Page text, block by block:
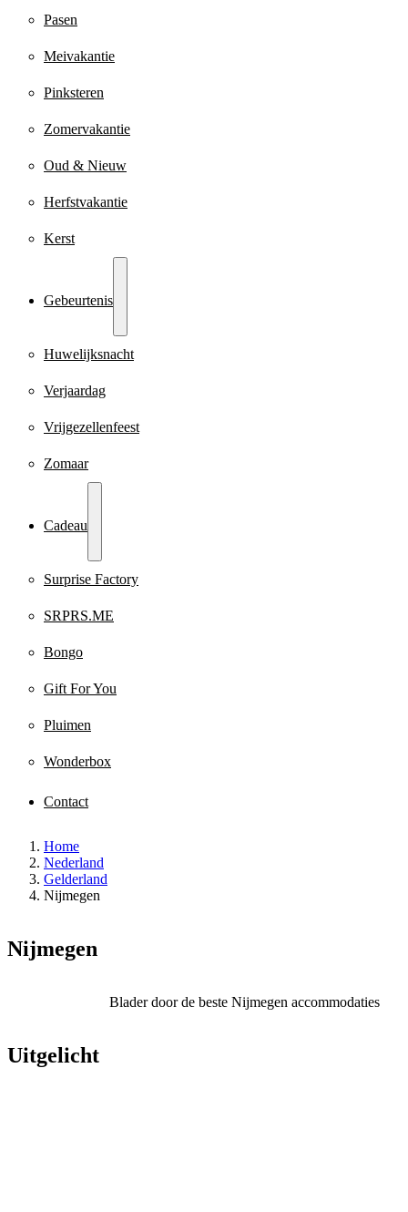
Pasen
Meivakantie
Pinksteren
Zomervakantie
Oud & Nieuw
Herfstvakantie
Kerst
Gebeurtenis
Huwelijksnacht
Verjaardag
Vrijgezellenfeest
Zomaar
Cadeau
Surprise Factory
SRPRS.ME
Bongo
Gift For You
Pluimen
Wonderbox
Contact
Home
Nederland
Gelderland
Nijmegen
Nijmegen
Blader door de beste Nijmegen accommodaties
Uitgelicht